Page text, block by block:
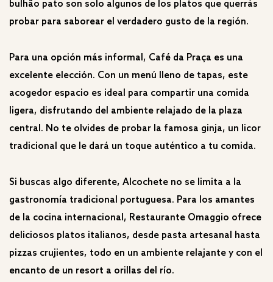
bulhão pato son solo algunos de los platos que querrás
probar para saborear el verdadero gusto de la región.
Para una opción más informal, Café da Praça es una
excelente elección. Con un menú lleno de tapas, este
acogedor espacio es ideal para compartir una comida
ligera, disfrutando del ambiente relajado de la plaza
central. No te olvides de probar la famosa ginja, un licor
tradicional que le dará un toque auténtico a tu comida.
Si buscas algo diferente, Alcochete no se limita a la
gastronomía tradicional portuguesa. Para los amantes
de la cocina internacional, Restaurante Omaggio ofrece
deliciosos platos italianos, desde pasta artesanal hasta
pizzas crujientes, todo en un ambiente relajante y con el
encanto de un resort a orillas del río.